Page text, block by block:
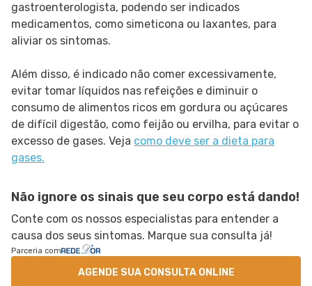
gastroenterologista, podendo ser indicados
medicamentos, como simeticona ou laxantes, para
aliviar os sintomas.
Além disso, é indicado não comer excessivamente,
evitar tomar líquidos nas refeições e diminuir o
consumo de alimentos ricos em gordura ou açúcares
de difícil digestão, como feijão ou ervilha, para evitar o
excesso de gases. Veja como deve ser a dieta para
gases.
Não ignore os sinais que seu corpo está dando!
Conte com os nossos especialistas para entender a
causa dos seus sintomas. Marque sua consulta já!
Parceria com
AGENDE SUA CONSULTA ONLINE